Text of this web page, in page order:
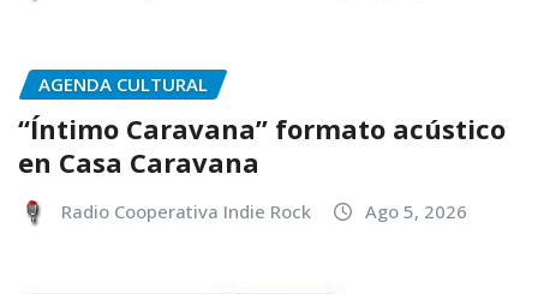
AGENDA CULTURAL
“Íntimo Caravana” formato acústico
en Casa Caravana
Radio Cooperativa Indie Rock Ago 5, 2026